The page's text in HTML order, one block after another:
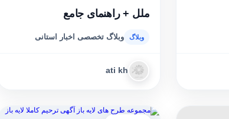
ملل + راهنمای جامع
وبلاگ تخصصی اخبار استانی
ati kh